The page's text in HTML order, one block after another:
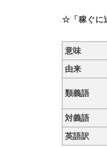
☆「稼ぐに
意味
由来
類義語
対義語
英語訳